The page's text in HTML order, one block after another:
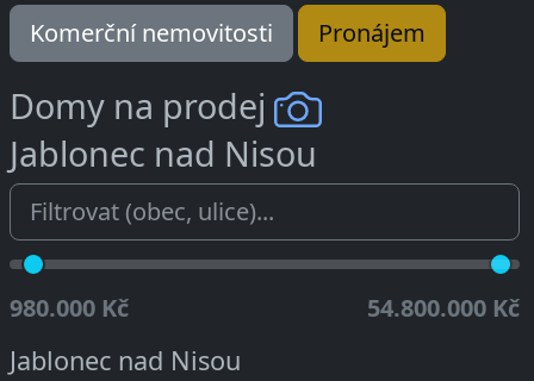
Komerční nemovitosti
Pronájem
Domy na prodej
Jablonec nad Nisou
980.000 Kč 54.800.000 Kč
Jablonec nad Nisou